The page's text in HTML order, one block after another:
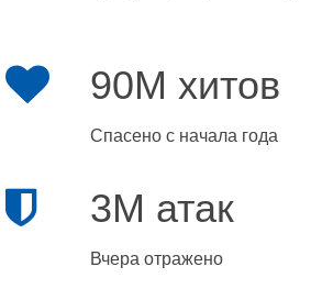
90M хитов
Спасено с начала года
3M атак
Вчера отражено